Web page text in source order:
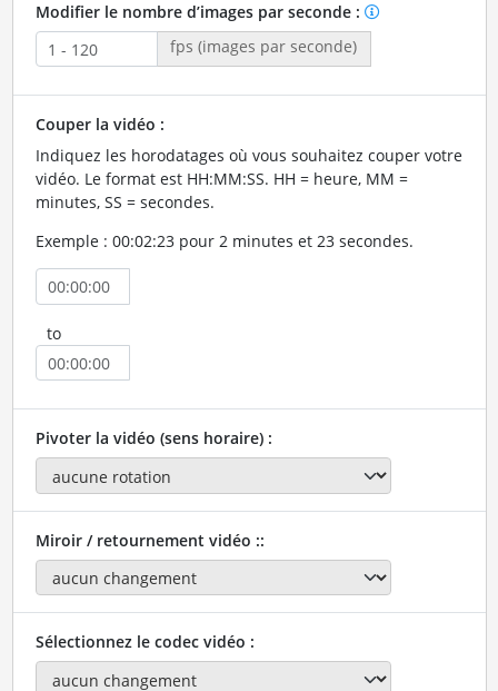
Modifier le nombre d’images par seconde :
fps (images par seconde)
Couper la vidéo :
Indiquez les horodatages où vous souhaitez couper votre
vidéo. Le format est HH:MM:SS. HH = heure, MM =
minutes, SS = secondes.
Exemple : 00:02:23 pour 2 minutes et 23 secondes.
to
Pivoter la vidéo (sens horaire) :
Miroir / retournement vidéo ::
Sélectionnez le codec vidéo :